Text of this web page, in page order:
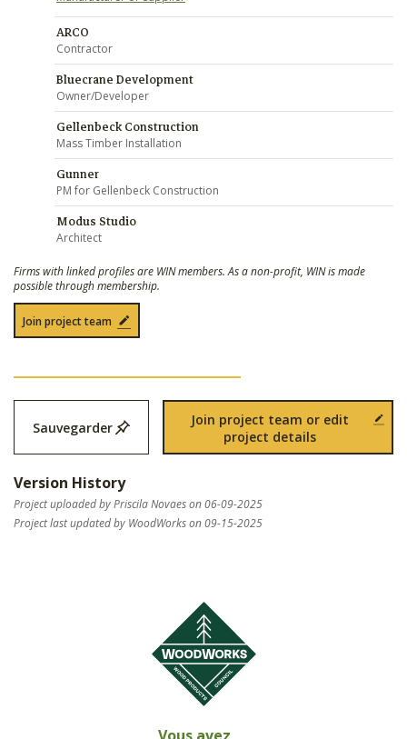
ARCO
Contractor
Bluecrane Development
Owner/Developer
Gellenbeck Construction
Mass Timber Installation
Gunner
PM for Gellenbeck Construction
Modus Studio
Architect
Firms with linked profiles are WIN members. As a non-profit, WIN is made
possible through membership.
Join project team
Sauvegarder
Join project team or edit
project details
Version History
Project uploaded by Priscila Novaes on 06-09-2025
Project last updated by WoodWorks on 09-15-2025